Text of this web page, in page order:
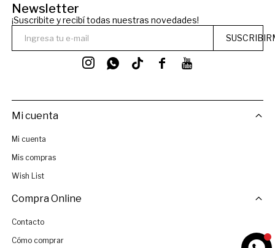
Newsletter
¡Suscribite y recibí todas nuestras novedades!
 
 
Mi cuenta
Mi cuenta
Mis compras
Wish List
Compra Online
Contacto
Cómo comprar